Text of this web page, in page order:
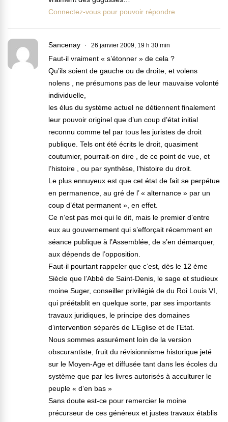
Connectez-vous pour pouvoir répondre
Sancenay 26 janvier 2009, 19 h 30 min
Faut-il vraiment « s’étonner » de cela ?
Qu’ils soient de gauche ou de droite, et volens
nolens , ne présumons pas de leur mauvaise volonté
individuelle,
les élus du système actuel ne détiennent finalement
leur pouvoir originel que d’un coup d’état initial
reconnu comme tel par tous les juristes de droit
publique. Tels ont été écrits le droit, quasiment
coutumier, pourrait-on dire , de ce point de vue, et
l’histoire , ou par synthèse, l’histoire du droit.
Le plus ennuyeux est que cet état de fait se perpétue
en permanence, au gré de l’ « alternance » par un
coup d’état permanent », en effet.
Ce n’est pas moi qui le dit, mais le premier d’entre
eux au gouvernement qui s’efforçait récemment en
séance publique à l’Assemblée, de s’en démarquer,
aux dépends de l’opposition.
Faut-il pourtant rappeler que c’est, dès le 12 ème
Siècle que l’Abbé de Saint-Denis, le sage et studieux
moine Suger, conseiller privilégié de du Roi Louis VI,
qui préétablit en quelque sorte, par ses importants
travaux juridiques, le principe des domaines
d’intervention séparés de L’Eglise et de l’Etat.
Nous sommes assurément loin de la version
obscurantiste, fruit du révisionnisme historique jeté
sur le Moyen-Age et diffusée tant dans les écoles du
système que par les livres autorisés à acculturer le
peuple « d’en bas »
Sans doute est-ce pour remercier le moine
précurseur de ces généreux et justes travaux établis